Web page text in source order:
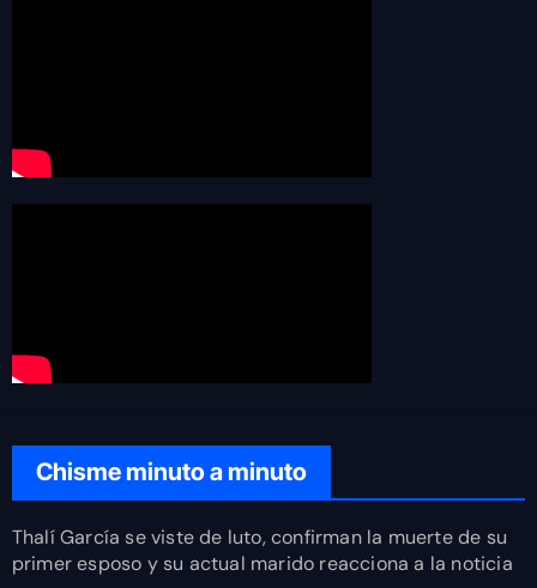
Chisme minuto a minuto
Thalí García se viste de luto, confirman la muerte de su
primer esposo y su actual marido reacciona a la noticia